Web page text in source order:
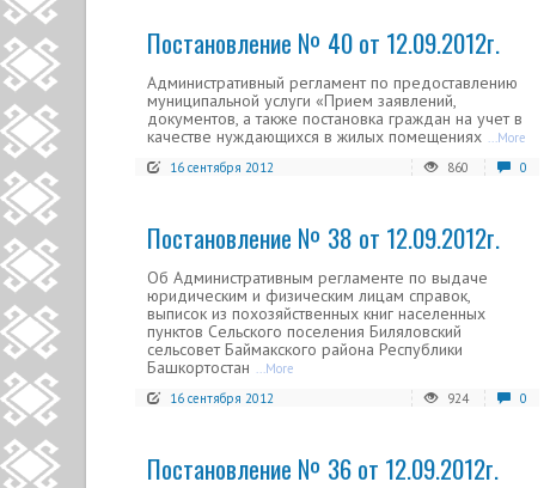
Постановление № 40 от 12.09.2012г.
Административный регламент по предоставлению
муниципальной услуги «Прием заявлений,
документов, а также постановка граждан на учет в
качестве нуждающихся в жилых помещениях ...More
16 сентября 2012
860 0
Постановление № 38 от 12.09.2012г.
Об Административным регламенте по выдаче
юридическим и физическим лицам справок,
выписок из похозяйственных книг населенных
пунктов Сельского поселения Биляловский
сельсовет Баймакского района Республики
Башкортостан ...More
16 сентября 2012
924 0
Постановление № 36 от 12.09.2012г.